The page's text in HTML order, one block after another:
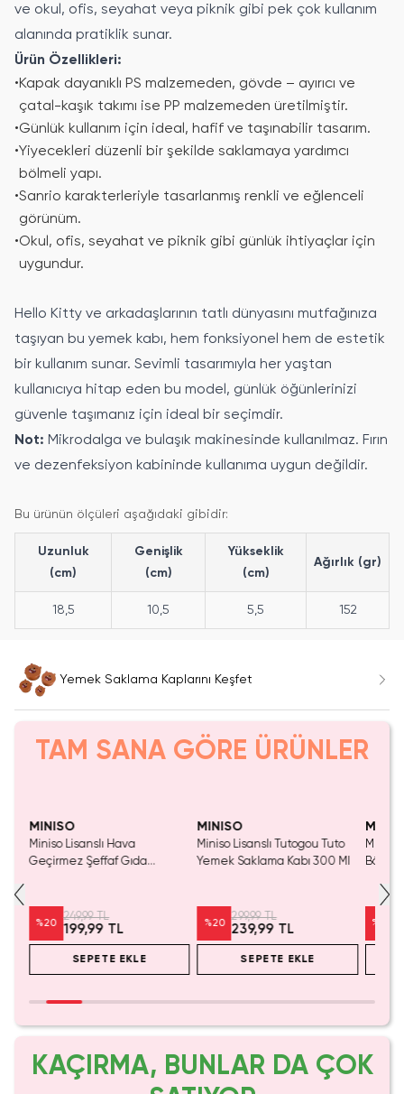
ve okul, ofis, seyahat veya piknik gibi pek çok kullanım
alanında pratiklik sunar.
Ürün Özellikleri:
•Kapak dayanıklı PS malzemeden, gövde – ayırıcı ve
çatal-kaşık takımı ise PP malzemeden üretilmiştir.
•Günlük kullanım için ideal, hafif ve taşınabilir tasarım.
•Yiyecekleri düzenli bir şekilde saklamaya yardımcı
bölmeli yapı.
•Sanrio karakterleriyle tasarlanmış renkli ve eğlenceli
görünüm.
•Okul, ofis, seyahat ve piknik gibi günlük ihtiyaçlar için
uygundur.
Hello Kitty ve arkadaşlarının tatlı dünyasını mutfağınıza
taşıyan bu yemek kabı, hem fonksiyonel hem de estetik
bir kullanım sunar. Sevimli tasarımıyla her yaştan
kullanıcıya hitap eden bu model, günlük öğünlerinizi
güvenle taşımanız için ideal bir seçimdir.
Not: Mikrodalga ve bulaşık makinesinde kullanılmaz. Fırın
ve dezenfeksiyon kabininde kullanıma uygun değildir.
Bu ürünün ölçüleri aşağıdaki gibidir:
Uzunluk
(cm)
Genişlik
(cm)
Yükseklik
(cm)
Ağırlık (gr)
18,5 10,5 5,5 152
Yemek Saklama Kaplarını Keşfet
TAM SANA GÖRE ÜRÜNLER
MINISO
Miniso Lisanslı Hava
Geçirmez Şeffaf Gıda
Buzdolabı Düzenleyici 20 Cm
%20
249,99 TL
199,99 TL
SEPETE EKLE
MINISO
Miniso Lisanslı Tutogou Tuto
Yemek Saklama Kabı 300 Ml
%20
299,99 TL
239,99 TL
SEPETE EKLE
Miniso
%
KAÇIRMA, BUNLAR DA ÇOK